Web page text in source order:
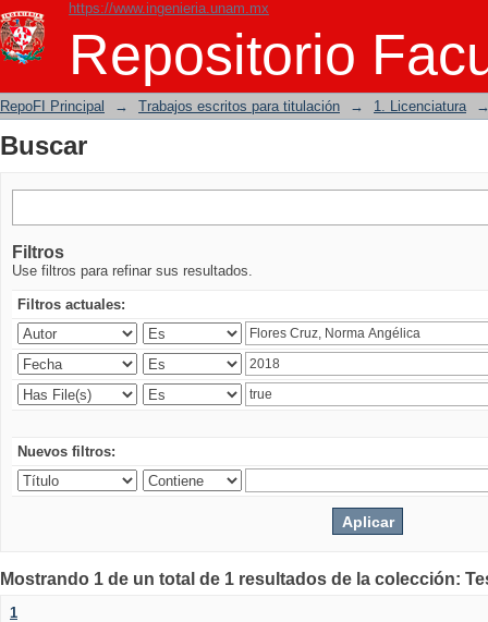
https://www.ingenieria.unam.mx
Repositorio
Buscar
RepoFI Principal → Trabajos escritos para titulación → 1. Licenciatura
Buscar
Filtros
Use filtros para refinar sus resultados.
Filtros actuales:
Nuevos filtros:
Mostrando 1 de un total de 1 resultados de la colección:
1